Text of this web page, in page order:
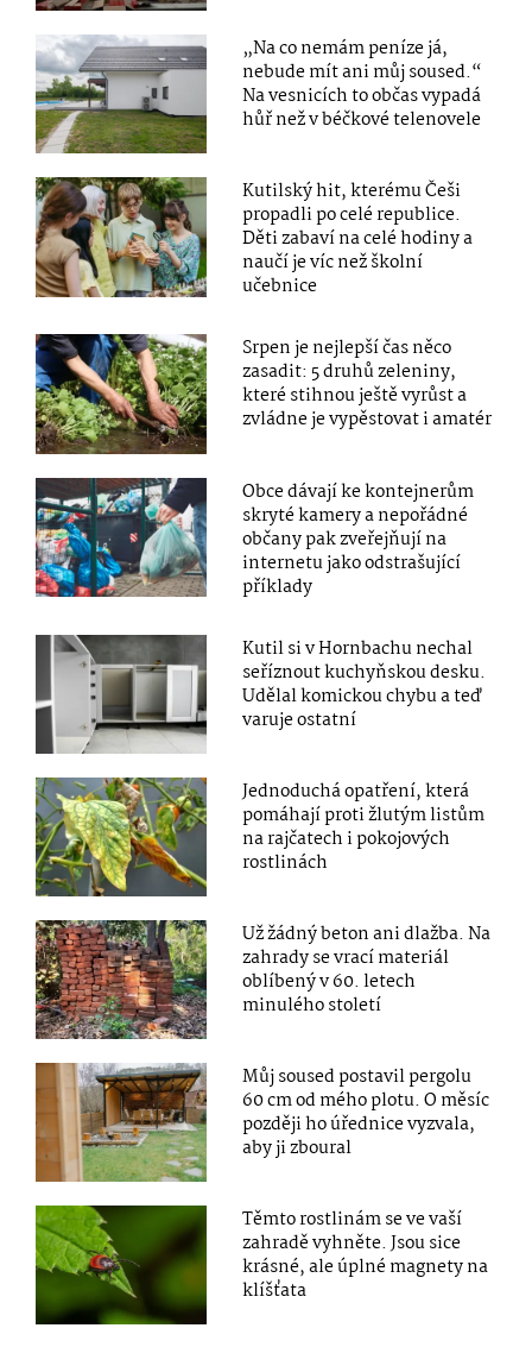
„Na co nemám peníze já,
nebude mít ani můj soused.“
Na vesnicích to občas vypadá
hůř než v béčkové telenovele
Kutilský hit, kterému Češi
propadli po celé republice.
Děti zabaví na celé hodiny a
naučí je víc než školní
učebnice
Srpen je nejlepší čas něco
zasadit: 5 druhů zeleniny,
které stihnou ještě vyrůst a
zvládne je vypěstovat i amatér
Obce dávají ke kontejnerům
skryté kamery a nepořádné
občany pak zveřejňují na
internetu jako odstrašující
příklady
Kutil si v Hornbachu nechal
seříznout kuchyňskou desku.
Udělal komickou chybu a teď
varuje ostatní
Jednoduchá opatření, která
pomáhají proti žlutým listům
na rajčatech i pokojových
rostlinách
Už žádný beton ani dlažba. Na
zahrady se vrací materiál
oblíbený v 60. letech
minulého století
Můj soused postavil pergolu
60 cm od mého plotu. O měsíc
později ho úřednice vyzvala,
aby ji zboural
Těmto rostlinám se ve vaší
zahradě vyhněte. Jsou sice
krásné, ale úplné magnety na
klíšťata